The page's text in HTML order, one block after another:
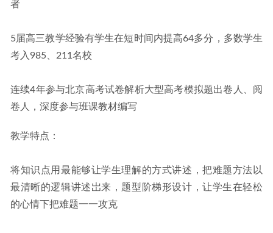
者
5届高三教学经验有学生在短时间内提高64多分，多数学生
考入985、211名校
连续4年参与北京高考试卷解析大型高考模拟题出卷人、阅
卷人，深度参与班课教材编写
教学特点：
将知识点用最能够让学生理解的方式讲述，把难题方法以
最清晰的逻辑讲述岀来，题型阶梯形设计，让学生在轻松
的心情下把难题一一攻克